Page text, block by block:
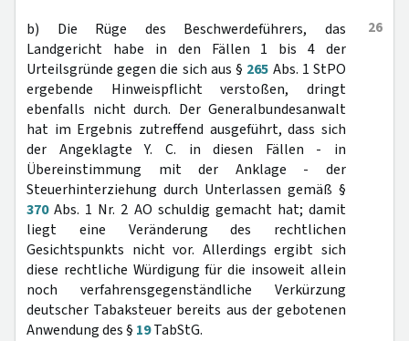
26
b) Die Rüge des Beschwerdeführers, das
Landgericht habe in den Fällen 1 bis 4 der
Urteilsgründe gegen die sich aus § 265 Abs. 1 StPO
ergebende Hinweispflicht verstoßen, dringt
ebenfalls nicht durch. Der Generalbundesanwalt
hat im Ergebnis zutreffend ausgeführt, dass sich
der Angeklagte Y. C. in diesen Fällen - in
Übereinstimmung mit der Anklage - der
Steuerhinterziehung durch Unterlassen gemäß §
370Abs. 1 Nr. 2 AO schuldig gemacht hat; damit
liegt eine Veränderung des rechtlichen
Gesichtspunkts nicht vor. Allerdings ergibt sich
diese rechtliche Würdigung für die insoweit allein
noch verfahrensgegenständliche Verkürzung
deutscher Tabaksteuer bereits aus der gebotenen
Anwendung des § 19TabStG.